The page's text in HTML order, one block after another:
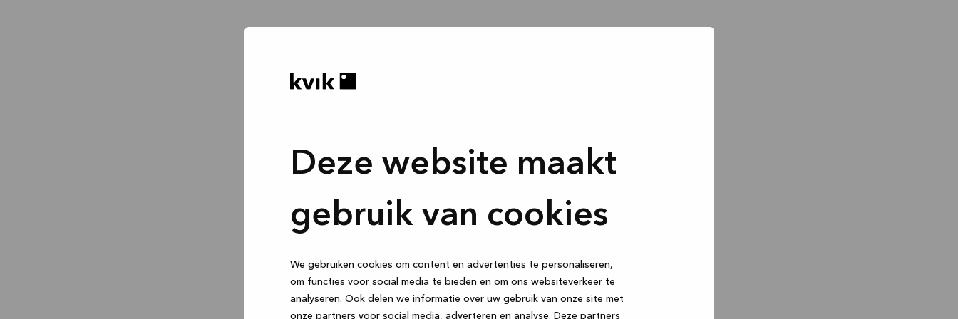
Deze website maakt
gebruik van cookies
We gebruiken cookies om content en advertenties te personaliseren,
om functies voor social media te bieden en om ons websiteverkeer te
analyseren. Ook delen we informatie over uw gebruik van onze site met
onze partners voor social media, adverteren en analyse. Deze partners